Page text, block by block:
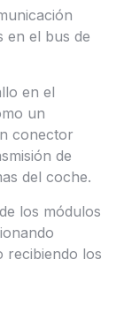
en el bus de
en el
un
conector
de
del coche.
los módulos
recibiendo los